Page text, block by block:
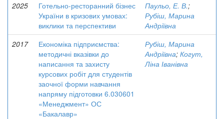
2025
Готельно-ресторанний бізнес
України в кризових умовах:
виклики та перспективи
Паульо, Е. В.;
Рубіш, Марина
Андріївна
2017
Економіка підприємства:
методичні вказівки до
написання та захисту
курсових робіт для студентів
заочної форми навчання
напряму підготовки 6.030601
«Менеджмент» ОС
«Бакалавр»
Рубіш, Марина
Андріївна; Когут,
Ліна Іванівна